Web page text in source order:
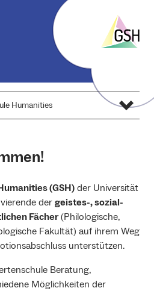
Humanities
(GSH) der Universität
der geistes-, sozial-
Fächer(Philologische,
Fakultät) auf ihrem Weg
unterstützen.
Beratung,
Möglichkeiten der